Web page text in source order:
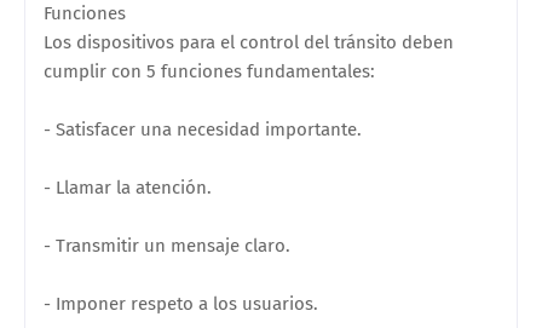
Funciones
Los dispositivos para el control del tránsito deben
cumplir con 5 funciones fundamentales:
- Satisfacer una necesidad importante.
- Llamar la atención.
- Transmitir un mensaje claro.
- Imponer respeto a los usuarios.